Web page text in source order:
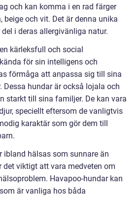
och kan komma i en rad färger
beige och vit. Det är denna unika
i deras allergivänliga natur.
kärleksfull och social
för sin intelligens och
förmåga att anpassa sig till sina
Dessa hundar är också lojala och
starkt till sina familjer. De kan vara
speciellt eftersom de vanligtvis
karaktär som gör dem till
ibland hälsas som sunnare än
det viktigt att vara medveten om
Havapoo-hundar kan
är vanliga hos båda